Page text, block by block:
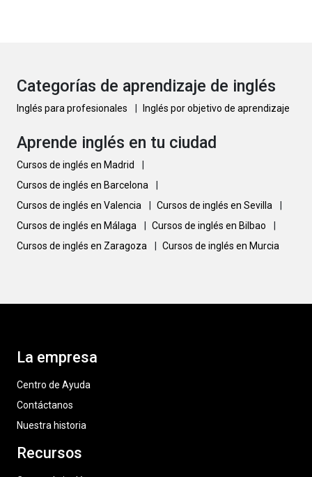
Categorías de aprendizaje de inglés
Inglés para profesionales Inglés por objetivo de aprendizaje
Aprende inglés en tu ciudad
Cursos de inglés en Madrid
Cursos de inglés en Barcelona
Cursos de inglés en Valencia
Cursos de inglés en Sevilla
Cursos de inglés en Málaga
Cursos de inglés en Bilbao
Cursos de inglés en Zaragoza
Cursos de inglés en Murcia
La empresa
Centro de Ayuda
Contáctanos
Nuestra historia
Recursos